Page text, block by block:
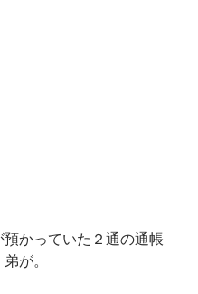
かっていた２通の通帳
が。